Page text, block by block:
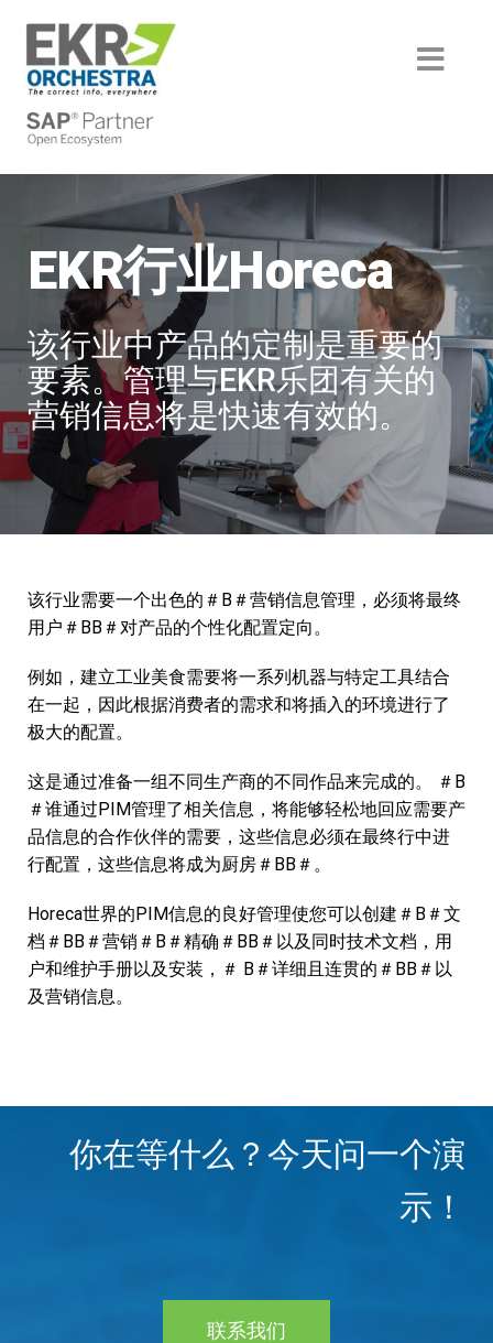
content
部门
HORECA
汽车
机械和包装
工业和设计组件
家庭和工业自动化
技术文档服务
Boteco
Baltur
Blue Box
Came
Camozzi
效率
Docutec
Sipa
Fondital
表现
Profilitec
Hub Parking Technology
Ici Caldaie
MG2
Piovan
后端
技术
翻译和术语
创作和信息管理
媒体离线静态
在线动态在线
服务
分析
内容刺激
螺个手指
智能文档创建
旧系统集成
一体化
数字转换
历史
认识团队
跟我们工作
培训门户
下载和资源
博客
视频
伙伴
翻译合作伙伴
翻译合作伙伴
技术合作伙伴
尝试EKR
EKR行业Horeca
该行业中产品的定制是重要的
要素。管理与EKR乐团有关的
营销信息将是快速有效的。
该行业需要一个出色的＃B＃营销信息管理，必须将最终
用户＃BB＃对产品的个性化配置定向。
例如，建立工业美食需要将一系列机器与特定工具结合
在一起，因此根据消费者的需求和将插入的环境进行了
极大的配置。
这是通过准备一组不同生产商的不同作品来完成的。 ＃B
＃谁通过PIM管理了相关信息，将能够轻松地回应需要产
品信息的合作伙伴的需要，这些信息必须在最终行中进
行配置，这些信息将成为厨房＃BB＃。
Horeca世界的PIM信息的良好管理使您可以创建＃B＃文
档＃BB＃营销＃B＃精确＃BB＃以及同时技术文档，用
户和维护手册以及安装，＃ B＃详细且连贯的＃BB＃以
及营销信息。
你在等什么？今天问一个演
示！
联系我们